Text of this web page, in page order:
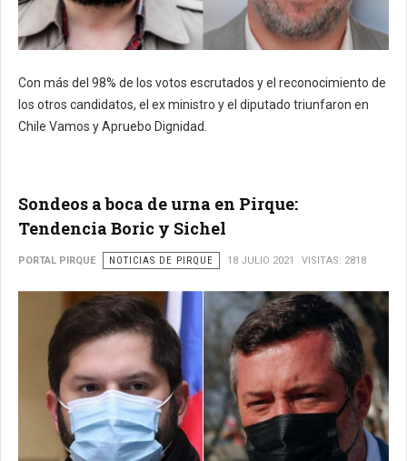
Con más del 98% de los votos escrutados y el reconocimiento de
los otros candidatos, el ex ministro y el diputado triunfaron en
Chile Vamos y Apruebo Dignidad.
Sondeos a boca de urna en Pirque:
Tendencia Boric y Sichel
PORTAL PIRQUE NOTICIAS DE PIRQUE 18 JULIO 2021 VISITAS: 2818